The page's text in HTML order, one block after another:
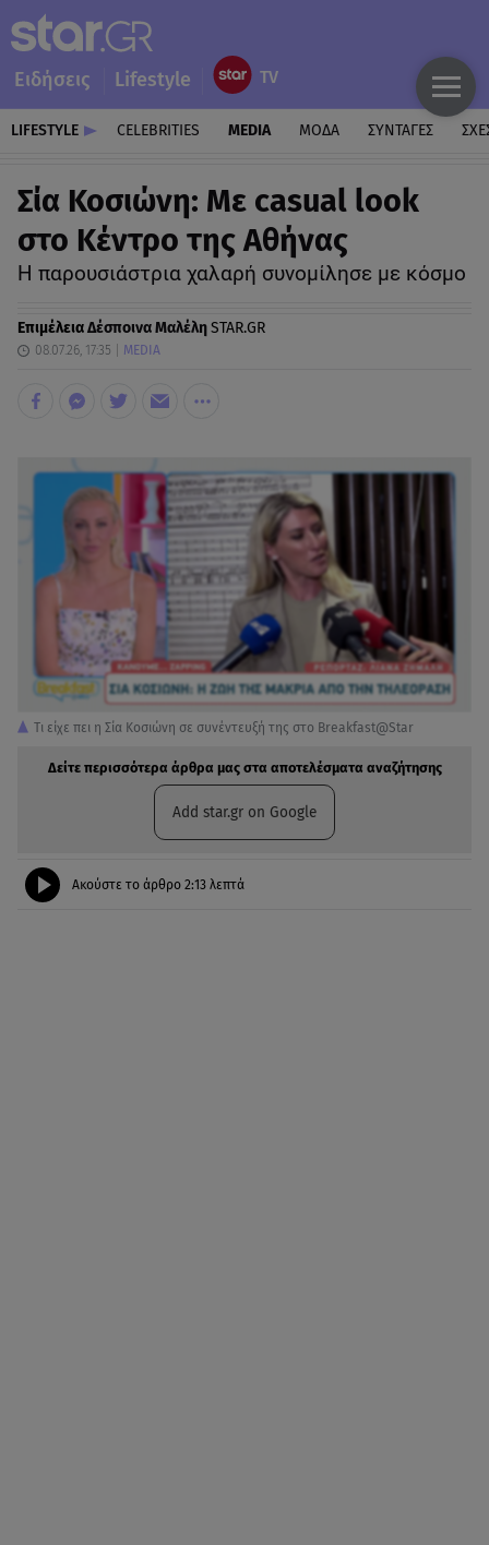
Ειδήσεις Lifestyle
LIFESTYLE CELEBRITIES MEDIA ΜΟΔΑ ΣΥΝΤΑΓΕΣ
Σία Κοσιώνη: Με casual look
στο Κέντρο της Αθήνας
Η παρουσιάστρια χαλαρή συνομίλησε με κόσμο
ΕπιμέλειαΔέσποινα ΜαλέληSTAR.GR
08.07.26, 17:35 MEDIA
Τι είχε πει η Σία Κοσιώνη σε συνέντευξή της στο Breakfast@Star
Δείτε περισσότερα άρθρα μας στα αποτελέσματα αναζήτησης
Add star.gr on Google
Ακούστε το άρθρο 2:13 λεπτά